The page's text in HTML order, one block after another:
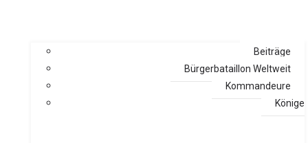
Beiträge
Bürgerbataillon Weltweit
Kommandeure
Könige